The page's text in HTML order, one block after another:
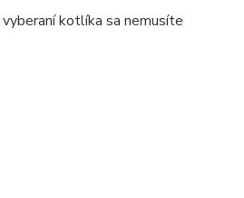
kotlíka sa nemusíte